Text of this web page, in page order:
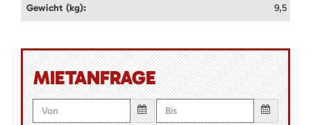
Gewicht (kg): 9,5
MIETANFRAGE